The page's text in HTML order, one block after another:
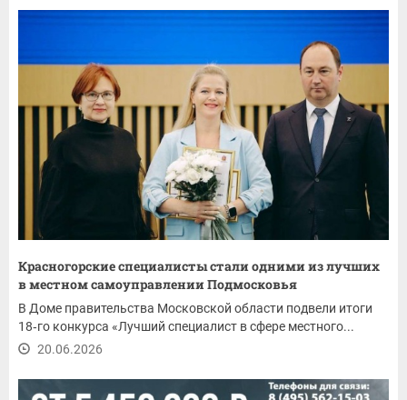
Красногорские специалисты стали одними из лучших
в местном самоуправлении Подмосковья
В Доме правительства Московской области подвели итоги
18‑го конкурса «Лучший специалист в сфере местного...
20.06.2026